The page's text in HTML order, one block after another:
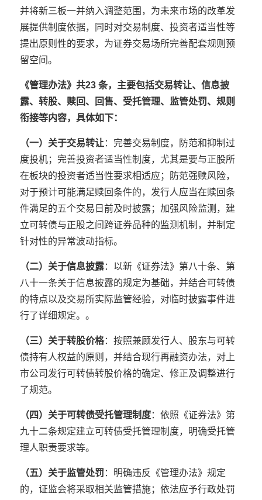
并将新三板一并纳入调整范围，为未来市场的改革发
展提供制度依据，同时对交易制度、投资者适当性等
提出原则性的要求，为证券交易场所完善配套规则预
留空间。
《管理办法》共23 条，主要包括交易转让、信息披
露、转股、赎回、回售、受托管理、监管处罚、规则
衔接等内容，具体如下：
（一）关于交易转让 ：完善交易制度，防范和抑制过
度投机；完善投资者适当性制度，尤其是要与正股所
在板块的投资者适当性要求相适应；防范强赎风险，
对于预计可能满足赎回条件的，发行人应当在赎回条
件满足的五个交易日前及时披露；加强风险监测，建
立可转债与正股之间跨证券品种的监测机制，并制定
针对性的异常波动指标。
（二）关于信息披露：以新《证券法》第八十条、第
八十一条关于信息披露的规定为基础，并结合可转债
的特点以及交易所实际监管经验，对临时披露事件进
行了详细规定。。
（三）关于转股价格：按照兼顾发行人、股东与可转
债持有人权益的原则，并结合现行再融资办法，对上
市公司发行可转债转股价格的确定、修正及调整进行
了规范。
（四）关于可转债受托管理制度：依照《证券法》第
九十二条规定建立可转债受托管理制度，明确受托管
理人职责要求等。
（五）关于监管处罚 ：明确违反《管理办法》规定
的，证监会将采取相关监管措施；依法应予行政处罚